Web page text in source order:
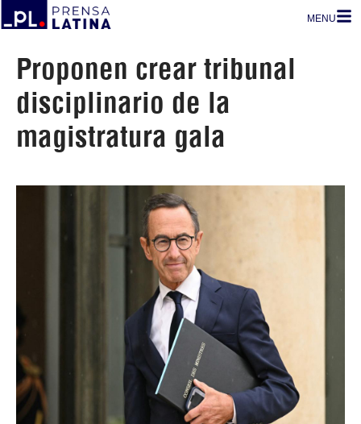
MENU
Proponen crear tribunal
disciplinario de la
magistratura gala